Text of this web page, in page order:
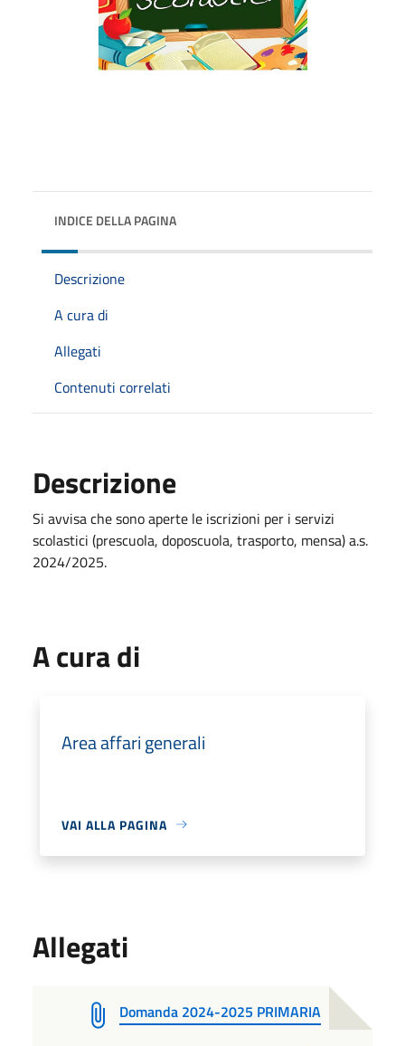
INDICE DELLA PAGINA
Descrizione
A cura di
Allegati
Contenuti correlati
Descrizione
Si avvisa che sono aperte le iscrizioni per i servizi
scolastici (prescuola, doposcuola, trasporto, mensa) a.s.
2024/2025.
A cura di
Area affari generali
VAI ALLA PAGINA
Allegati
Domanda 2024-2025 PRIMARIA